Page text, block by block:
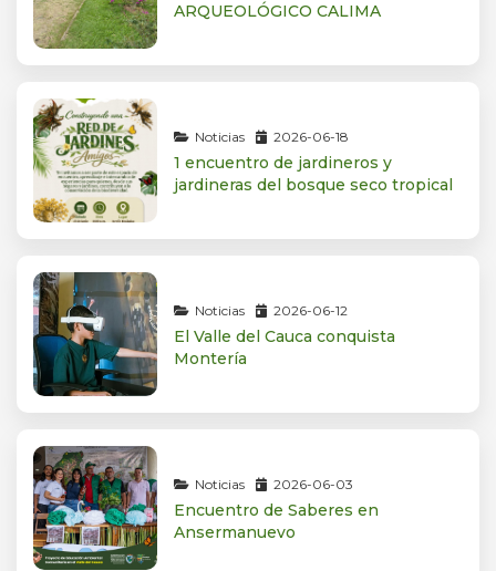
ARQUEOLÓGICO CALIMA
Noticias 2026-06-18
1 encuentro de jardineros y
jardineras del bosque seco tropical
Noticias 2026-06-12
El Valle del Cauca conquista
Montería
Noticias 2026-06-03
Encuentro de Saberes en
Ansermanuevo